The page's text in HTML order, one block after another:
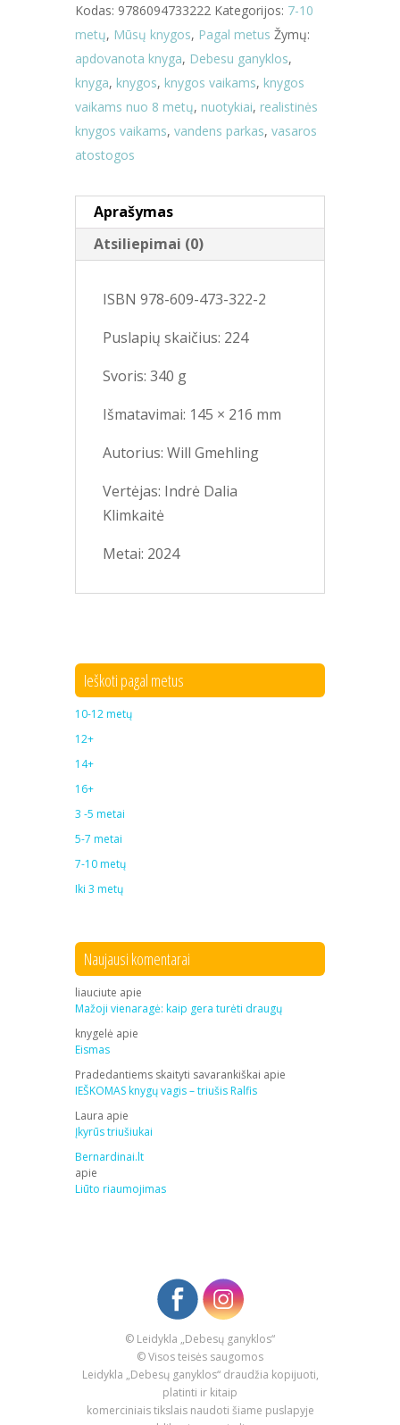
Kodas: 9786094733222 Kategorijos: 7-10
metų, Mūsų knygos, Pagal metus Žymų:
apdovanota knyga, Debesu ganyklos,
knyga, knygos, knygos vaikams, knygos
vaikams nuo 8 metų, nuotykiai, realistinės
knygos vaikams, vandens parkas, vasaros
atostogos
Aprašymas
Atsiliepimai (0)
ISBN 978-609-473-322-2
Puslapių skaičius: 224
Svoris: 340 g
Išmatavimai: 145 × 216 mm
Autorius: Will Gmehling
Vertėjas: Indrė Dalia
Klimkaitė
Metai: 2024
Ieškoti pagal metus
10-12 metų
12+
14+
16+
3 -5 metai
5-7 metai
7-10 metų
Iki 3 metų
Naujausi komentarai
liauciute apie
Mažoji vienaragė: kaip gera turėti draugų
knygelė apie
Eismas
Pradedantiems skaityti savarankiškai apie
IEŠKOMAS knygų vagis – triušis Ralfis
Laura apie
Įkyrūs triušiukai
Bernardinai.lt
apie
Liūto riaumojimas
© Leidykla „Debesų ganyklos“
© Visos teisės saugomos
Leidykla „Debesų ganyklos“ draudžia kopijuoti,
platinti ir kitaip
komerciniais tikslais naudoti šiame puslapyje